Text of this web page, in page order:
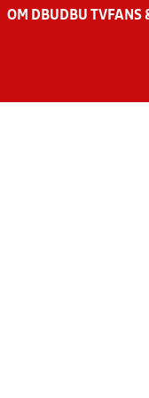
OM DBU DBU TV FANS